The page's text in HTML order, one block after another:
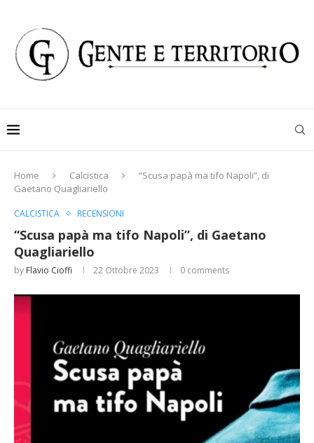
Home Calcistica
“Scusa papà ma tifo Napoli”, di
Gaetano Quagliariello
CALCISTICA RECENSIONI
“Scusa papà ma tifo Napoli”, di Gaetano
Quagliariello
by Flavio Cioffi 22 Ottobre 2023 0 comments